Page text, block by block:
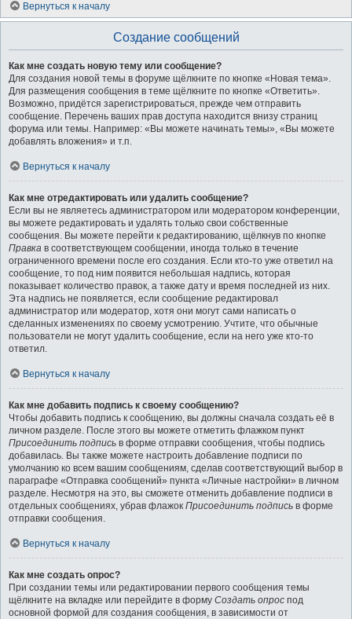
Вернуться к началу
Создание сообщений
Как мне создать новую тему или сообщение?
Для создания новой темы в форуме щёлкните по кнопке «Новая тема».
Для размещения сообщения в теме щёлкните по кнопке «Ответить».
Возможно, придётся зарегистрироваться, прежде чем отправить
сообщение. Перечень ваших прав доступа находится внизу страниц
форума или темы. Например: «Вы можете начинать темы», «Вы можете
добавлять вложения» и т.п.
Вернуться к началу
Как мне отредактировать или удалить сообщение?
Если вы не являетесь администратором или модератором конференции,
вы можете редактировать и удалять только свои собственные
сообщения. Вы можете перейти к редактированию, щёлкнув по кнопке
Правка в соответствующем сообщении, иногда только в течение
ограниченного времени после его создания. Если кто-то уже ответил на
сообщение, то под ним появится небольшая надпись, которая
показывает количество правок, а также дату и время последней из них.
Эта надпись не появляется, если сообщение редактировал
администратор или модератор, хотя они могут сами написать о
сделанных изменениях по своему усмотрению. Учтите, что обычные
пользователи не могут удалить сообщение, если на него уже кто-то
ответил.
Вернуться к началу
Как мне добавить подпись к своему сообщению?
Чтобы добавить подпись к сообщению, вы должны сначала создать её в
личном разделе. После этого вы можете отметить флажком пункт
Присоединить подпись в форме отправки сообщения, чтобы подпись
добавилась. Вы также можете настроить добавление подписи по
умолчанию ко всем вашим сообщениям, сделав соответствующий выбор в
параграфе «Отправка сообщений» пункта «Личные настройки» в личном
разделе. Несмотря на это, вы сможете отменить добавление подписи в
отдельных сообщениях, убрав флажок Присоединить подпись в форме
отправки сообщения.
Вернуться к началу
Как мне создать опрос?
При создании темы или редактировании первого сообщения темы
щёлкните на вкладке или перейдите в форму Создать опрос под
основной формой для создания сообщения, в зависимости от